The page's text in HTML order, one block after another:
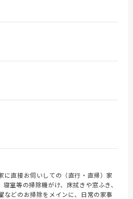
に直接お伺いしての（直行・直帰）家
室等の掃除機がけ、床拭きや窓ふき、
などのお掃除をメインに、日常の家事